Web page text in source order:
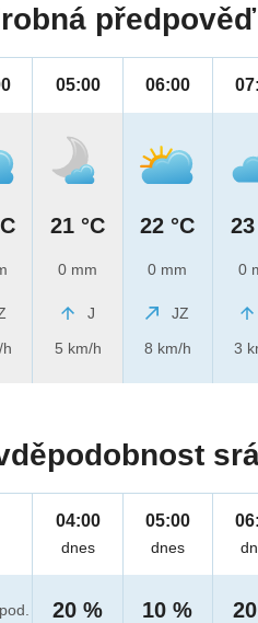
h
05:00
21 °C
0 mm
J
5 km/h
06:00
22 °C
0 mm
JZ
8 km/h
23
0
3
04:00
dnes
20 %
05:00
dnes
10 %